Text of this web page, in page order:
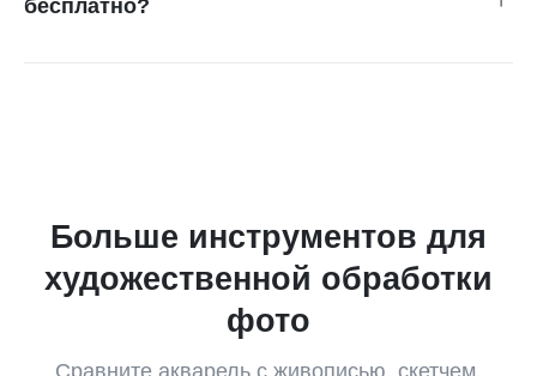
бесплатно?
Больше инструментов для
художественной обработки
фото